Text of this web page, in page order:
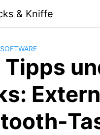
& Kniffe
Tipps